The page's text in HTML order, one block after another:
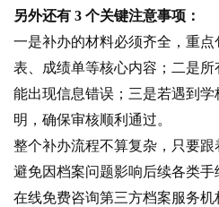
另外还有 3 个关键注意事项：
一是补办的材料必须齐全，重
表、成绩单等核心内容；二是
能出现信息错误；三是若遇到
明，确保审核顺利通过。
整个补办流程不算复杂，只要跟
避免因档案问题影响后续各类
在线免费咨询第三方档案服务机